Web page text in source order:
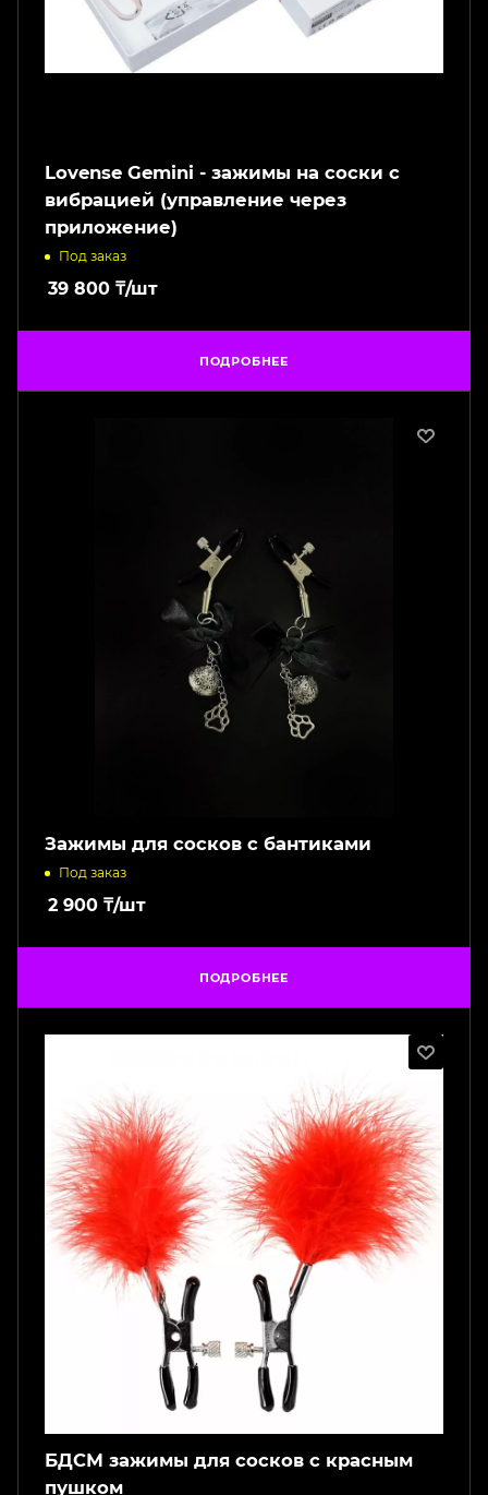
Lovense Gemini - зажимы на соски с
вибрацией (управление через
приложение)
Под заказ
39 800 ₸/шт
ПОДРОБНЕЕ
Зажимы для сосков с бантиками
Под заказ
2 900 ₸/шт
ПОДРОБНЕЕ
БДСМ зажимы для сосков с красным
пушком